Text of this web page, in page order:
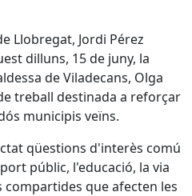
Llobregat, Jordi Pérez
dilluns, 15 de juny, la
de Viladecans, Olga
treball destinada a reforçar
municipis veïns.
qüestions d'interès comú
públic, l'educació, la via
que afecten les